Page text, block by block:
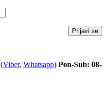
(Viber, Whatsapp) Pon-Sub: 08-